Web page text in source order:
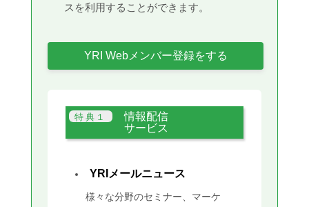
スを利用することができます。
YRI Webメンバー登録をする
情報配信
サービス
YRIメールニュース
様々な分野のセミナー、マーケ